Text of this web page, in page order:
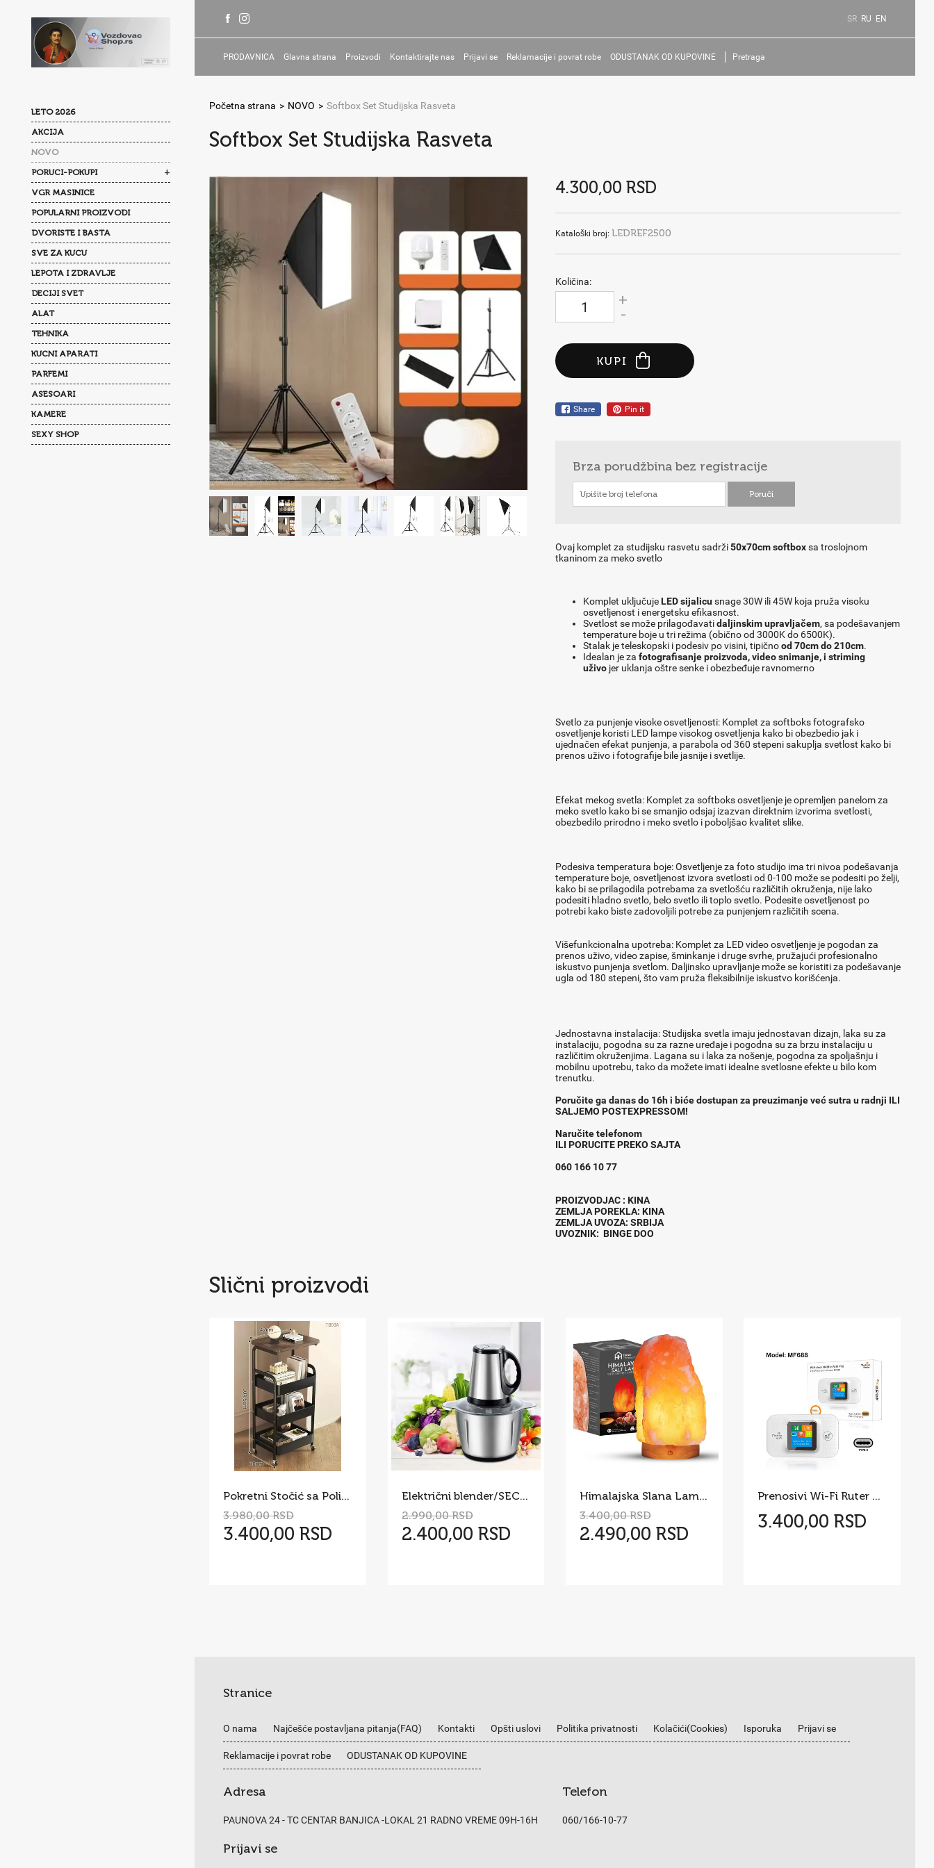
LETO 2026
AKCIJA
NOVO
PORUCI-POKUPI +
VGR MASINICE
POPULARNI PROIZVODI
DVORISTE I BASTA
SVE ZA KUCU
LEPOTA I ZDRAVLJE
DECIJI SVET
ALAT
TEHNIKA
KUCNI APARATI
PARFEMI
ASESOARI
KAMERE
SEXY SHOP
SR RU EN
PRODAVNICA Glavna strana Proizvodi Kontaktirajte nas Prijavi se Reklamacije i povrat robe ODUSTANAK OD KUPOVINE Pretraga
Početna strana > NOVO > Softbox Set Studijska Rasveta
Softbox Set Studijska Rasveta
4.300,00 RSD
Kataloški broj: LEDREF2500
Količina:
+
-
KUPI
Share Pin it
Brza porudžbina bez registracije
Ovaj komplet za studijsku rasvetu sadrži50x70cm softboxsa troslojnom
tkaninom za meko svetlo
Komplet uključujeLED sijalicusnage 30W ili 45W koja pruža visoku
osvetljenost i energetsku efikasnost.
Svetlost se može prilagođavatidaljinskim upravljačem, sa podešavanjem
temperature boje u tri režima (obično od 3000K do 6500K).
Stalak je teleskopski i podesiv po visini, tipičnood 70cm do 210cm.
Idealan je za fotografisanje proizvoda, video snimanje, i striming
uživojer uklanja oštre senke i obezbeđuje ravnomerno
​Svetlo za punjenje visoke osvetljenosti: Komplet za softboks fotografsko
osvetljenje koristi LED lampe visokog osvetljenja kako bi obezbedio jak i
ujednačen efekat punjenja, a parabola od 360 stepeni sakuplja svetlost kako bi
prenos uživo i fotografije bile jasnije i svetlije.
Efekat mekog svetla: Komplet za softboks osvetljenje je opremljen panelom za
meko svetlo kako bi se smanjio odsjaj izazvan direktnim izvorima svetlosti,
obezbedilo prirodno i meko svetlo i poboljšao kvalitet slike.
Podesiva temperatura boje: Osvetljenje za foto studijo ima tri nivoa podešavanja
temperature boje, osvetljenost izvora svetlosti od 0-100 može se podesiti po želji,
kako bi se prilagodila potrebama za svetlošću različitih okruženja, nije lako
podesiti hladno svetlo, belo svetlo ili toplo svetlo. Podesite osvetljenost po
potrebi kako biste zadovoljili potrebe za punjenjem različitih scena.
Višefunkcionalna upotreba: Komplet za LED video osvetljenje je pogodan za
prenos uživo, video zapise, šminkanje i druge svrhe, pružajući profesionalno
iskustvo punjenja svetlom. Daljinsko upravljanje može se koristiti za podešavanje
ugla od 180 stepeni, što vam pruža fleksibilnije iskustvo korišćenja.
Jednostavna instalacija: Studijska svetla imaju jednostavan dizajn, laka su za
instalaciju, pogodna su za razne uređaje i pogodna su za brzu instalaciju u
različitim okruženjima. Lagana su i laka za nošenje, pogodna za spoljašnju i
mobilnu upotrebu, tako da možete imati idealne svetlosne efekte u bilo kom
trenutku.
Poručite ga danas do 16h i biće dostupan za preuzimanje već sutra u radnji ILI
SALJEMO POSTEXPRESSOM!
Naručite telefonom
ILI PORUCITE PREKO SAJTA
060 166 10 77
PROIZVODJAC : KINA
ZEMLJA POREKLA: KINA
ZEMLJA UVOZA: SRBIJA
UVOZNIK: BINGE DOO
Slični proizvodi
Pokretni Stočić sa Policama i Drvenom Pločom – Višenamenska
3.980,00 RSD
3.400,00 RSD
Električni blender/SECKO 5 l
2.990,00 RSD
2.400,00 RSD
Himalajska Slana Lampa
3.400,00 RSD
2.490,00 RSD
Prenosivi Wi-Fi Ruter MF688
3.400,00 RSD
Stranice
O nama Najčešće postavljana pitanja(FAQ) Kontakti Opšti uslovi Politika privatnosti Kolačići(Cookies) Isporuka Prijavi se
Reklamacije i povrat robe ODUSTANAK OD KUPOVINE
Adresa
PAUNOVA 24 - TC CENTAR BANJICA -LOKAL 21 RADNO VREME 09H-16H
Telefon
060/166-10-77
Prijavi se